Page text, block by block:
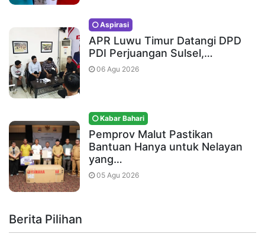
Aspirasi
APR Luwu Timur Datangi DPD
PDI Perjuangan Sulsel,…
06 Agu 2026
Kabar Bahari
Pemprov Malut Pastikan
Bantuan Hanya untuk Nelayan
yang…
05 Agu 2026
Berita Pilihan